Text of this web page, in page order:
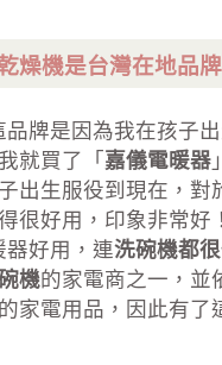
燥機是台灣在地品牌
品牌是因為我在孩子
就買了「嘉儀電暖器
出生服役到現在，對
很好用，印象非常好
器好用，連洗碗機都
機的家電商之一，並
家電用品，因此有了